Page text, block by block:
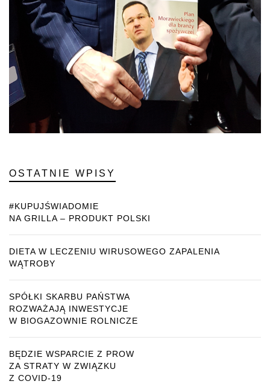
OSTATNIE WPISY
#KUPUJŚWIADOMIE
NA GRILLA – PRODUKT POLSKI
DIETA W LECZENIU WIRUSOWEGO ZAPALENIA
WĄTROBY
SPÓŁKI SKARBU PAŃSTWA
ROZWAŻAJĄ INWESTYCJE
W BIOGAZOWNIE ROLNICZE
BĘDZIE WSPARCIE Z PROW
ZA STRATY W ZWIĄZKU
Z COVID-19